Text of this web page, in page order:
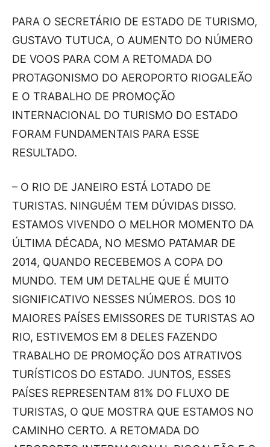
PARA O SECRETÁRIO DE ESTADO DE TURISMO,
GUSTAVO TUTUCA, O AUMENTO DO NÚMERO
DE VOOS PARA COM A RETOMADA DO
PROTAGONISMO DO AEROPORTO RIOGALEÃO
E O TRABALHO DE PROMOÇÃO
INTERNACIONAL DO TURISMO DO ESTADO
FORAM FUNDAMENTAIS PARA ESSE
RESULTADO.
– O RIO DE JANEIRO ESTÁ LOTADO DE
TURISTAS. NINGUÉM TEM DÚVIDAS DISSO.
ESTAMOS VIVENDO O MELHOR MOMENTO DA
ÚLTIMA DÉCADA, NO MESMO PATAMAR DE
2014, QUANDO RECEBEMOS A COPA DO
MUNDO. TEM UM DETALHE QUE É MUITO
SIGNIFICATIVO NESSES NÚMEROS. DOS 10
MAIORES PAÍSES EMISSORES DE TURISTAS AO
RIO, ESTIVEMOS EM 8 DELES FAZENDO
TRABALHO DE PROMOÇÃO DOS ATRATIVOS
TURÍSTICOS DO ESTADO. JUNTOS, ESSES
PAÍSES REPRESENTAM 81% DO FLUXO DE
TURISTAS, O QUE MOSTRA QUE ESTAMOS NO
CAMINHO CERTO. A RETOMADA DO